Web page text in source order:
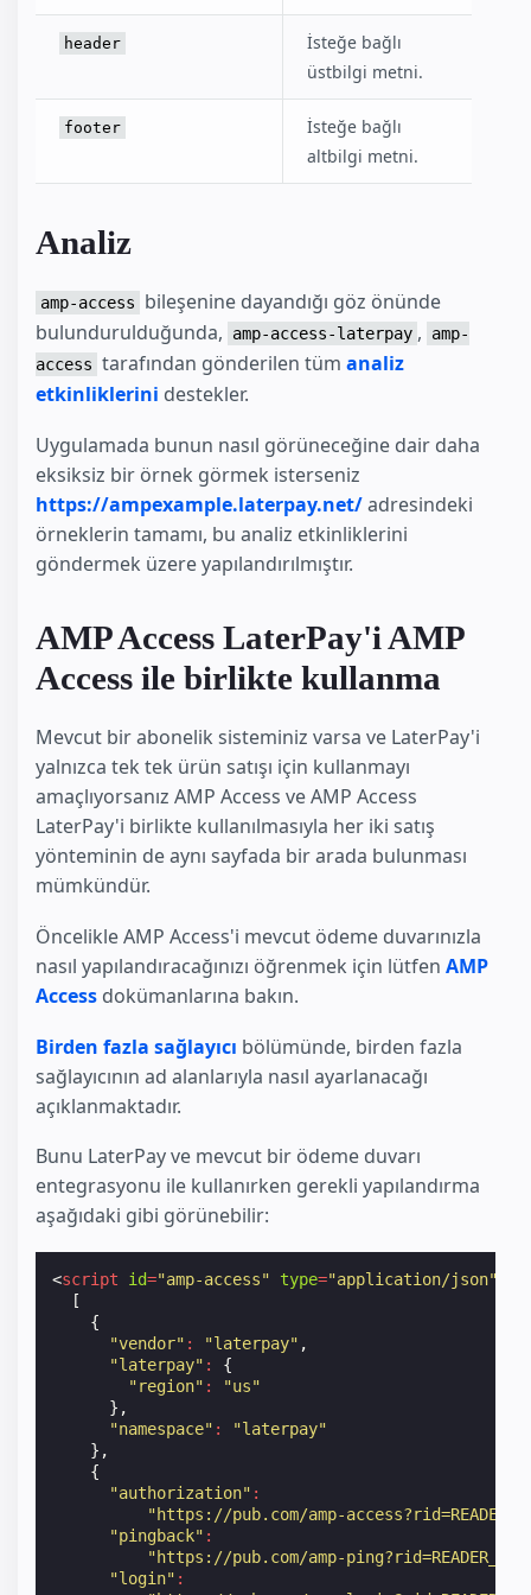
header
İsteğe bağlı
üstbilgi metni.
footer
İsteğe bağlı
altbilgi metni.
Analiz
amp-access
bileşenine dayandığı göz önünde
bulundurulduğunda,
amp-access-laterpay ,
amp-
access tarafından gönderilen tüm analiz
etkinliklerini destekler.
Uygulamada bunun nasıl görüneceğine dair daha
eksiksiz bir örnek görmek isterseniz
https://ampexample.laterpay.net/adresindeki
örneklerin tamamı, bu analiz etkinliklerini
göndermek üzere yapılandırılmıştır.
AMP Access LaterPay'i AMP
Access ile birlikte kullanma
Mevcut bir abonelik sisteminiz varsa ve LaterPay'i
yalnızca tek tek ürün satışı için kullanmayı
amaçlıyorsanız AMP Access ve AMP Access
LaterPay'i birlikte kullanılmasıyla her iki satış
yönteminin de aynı sayfada bir arada bulunması
mümkündür.
Öncelikle AMP Access'i mevcut ödeme duvarınızla
nasıl yapılandıracağınızı öğrenmek için lütfen AMP
Access dokümanlarına bakın.
Birden fazla sağlayıcı bölümünde, birden fazla
sağlayıcının ad alanlarıyla nasıl ayarlanacağı
açıklanmaktadır.
Bunu LaterPay ve mevcut bir ödeme duvarı
entegrasyonu ile kullanırken gerekli yapılandırma
aşağıdaki gibi görünebilir:
<script id="amp-access" type="application/json"
[
{
"vendor" : "laterpay" ,
"laterpay" :
{
"region" :
"us"
},
"namespace" :
"laterpay"
},
{
"authorization" :
"https://pub.com/amp-
"pingback" :
"https://pub.com/amp-
"login" :